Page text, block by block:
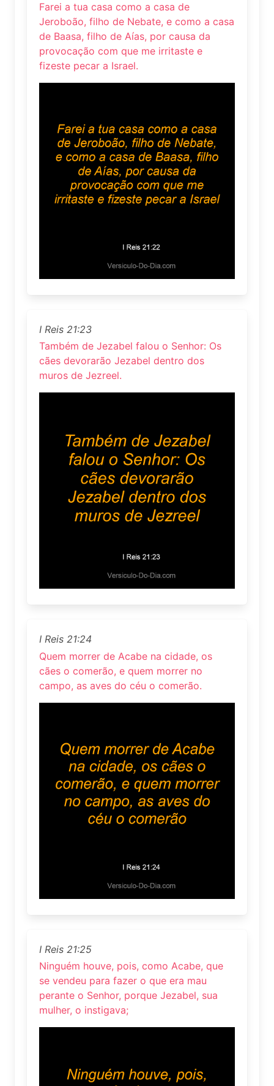
Farei a tua casa como a casa de
Jeroboão, filho de Nebate, e como a casa
de Baasa, filho de Aías, por causa da
provocação com que me irritaste e
fizeste pecar a Israel.
I Reis 21:23
Também de Jezabel falou o Senhor: Os
cães devorarão Jezabel dentro dos
muros de Jezreel.
I Reis 21:24
Quem morrer de Acabe na cidade, os
cães o comerão, e quem morrer no
campo, as aves do céu o comerão.
I Reis 21:25
Ninguém houve, pois, como Acabe, que
se vendeu para fazer o que era mau
perante o Senhor, porque Jezabel, sua
mulher, o instigava;